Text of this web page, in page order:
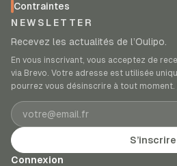
Contraintes
NEWSLETTER
Recevez les actualités de l’Oulipo.
En vous inscrivant, vous acceptez de
via Brevo. Votre adresse est utilisée
pourrez vous désinscrire à tout moment.
Adresse e-mail
S’inscrire
Connexion